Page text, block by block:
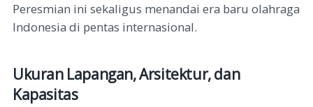
Peresmian ini sekaligus menandai era baru olahraga
Indonesia di pentas internasional.
Ukuran Lapangan, Arsitektur, dan
Kapasitas